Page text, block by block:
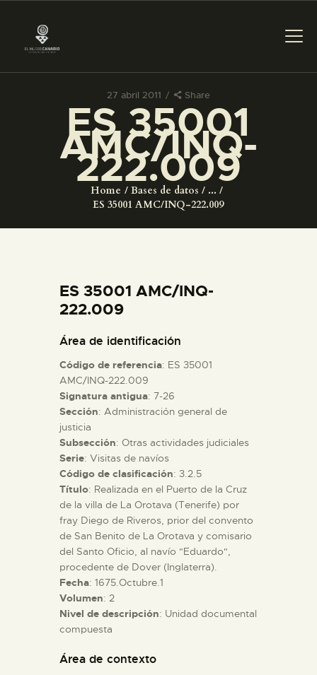
27 abril 2011 Share
ES 35001
AMC/INQ-
222.009
Home Bases de datos
...
ES 35001 AMC/INQ-222.009
PREPARAR LA VISITA
ACTIVIDADES
COLECCIONES
ESPAÑOL
PREPARAR LA VISITA
ACTIVIDADES
█
EL MUSEO
COLECCIONES
DIDÁCTICA
ES 35001 AMC/INQ-
222.009
Área de identificación
Código de referencia: ES 35001
AMC/INQ-222.009
Signatura antigua: 7-26
Sección: Administración general de
justicia
Subsección: Otras actividades judiciales
Serie: Visitas de navíos
Código de clasificación: 3.2.5
Título: Realizada en el Puerto de la Cruz
de la villa de La Orotava (Tenerife) por
fray Diego de Riveros, prior del convento
de San Benito de La Orotava y comisario
del Santo Oficio, al navío "Eduardo",
procedente de Dover (Inglaterra).
Fecha: 1675.Octubre.1
Volumen: 2
Nivel de descripción: Unidad documental
compuesta
Área de contexto